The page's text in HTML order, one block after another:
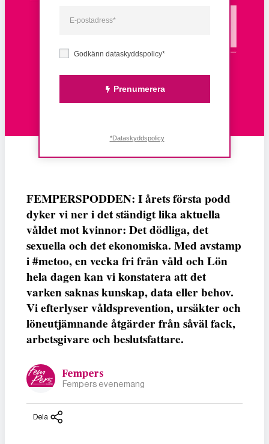
FEMPERSPODDEN: I årets första podd
dyker vi ner i det ständigt lika aktuella
våldet mot kvinnor: Det dödliga, det
sexuella och det ekonomiska. Med avstamp
i #metoo, en vecka fri från våld och Lön
hela dagen kan vi konstatera att det
varken saknas kunskap, data eller behov.
Vi efterlyser våldsprevention, ursäkter och
löneutjämnande åtgärder från såväl fack,
arbetsgivare och beslutsfattare.
Fempers
Fempers evenemang
Dela
Godkänn dataskyddspolicy*
Prenumerera
*Dataskyddspolicy